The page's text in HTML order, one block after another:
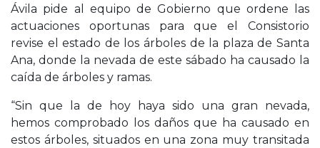
Ávila pide al equipo de Gobierno que ordene las
actuaciones oportunas para que el Consistorio
revise el estado de los árboles de la plaza de Santa
Ana, donde la nevada de este sábado ha causado la
caída de árboles y ramas.
“Sin que la de hoy haya sido una gran nevada,
hemos comprobado los daños que ha causado en
estos árboles, situados en una zona muy transitada